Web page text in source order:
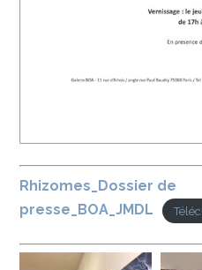
Rhizomes_Dossier de
presse_BOA_JMDL